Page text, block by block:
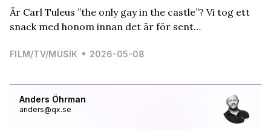
Anders Öhrman
anders@qx.se
Är Carl Tuleus ”the only gay in the castle”? Vi tog ett
snack med honom innan det är för sent…
FILM/TV/MUSIK 2026-05-08